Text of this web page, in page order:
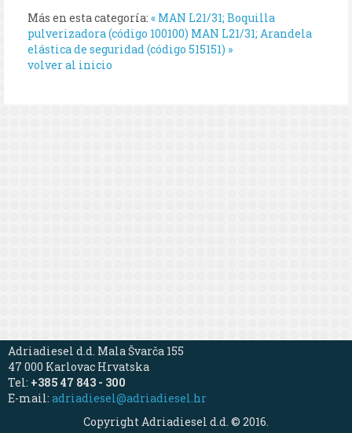
Más en esta categoría: « MAN L21/31; Boquilla
pulverizadora (código 100100) MAN L21/31; Arandela
elástica de seguridad (código 515151) »
volver al inicio
Adriadiesel d.d. Mala Švarča 155
47 000 Karlovac Hrvatska
Tel: +385 47 843 - 300
E-mail: adriadiesel@adriadiesel.hr
Copyright Adriadiesel d.d. © 2016.